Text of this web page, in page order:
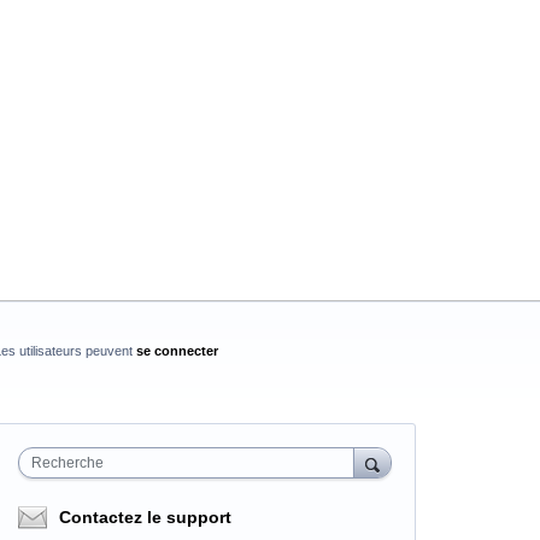
utilisateurs peuvent se connecter
Recherche
Contactez le support